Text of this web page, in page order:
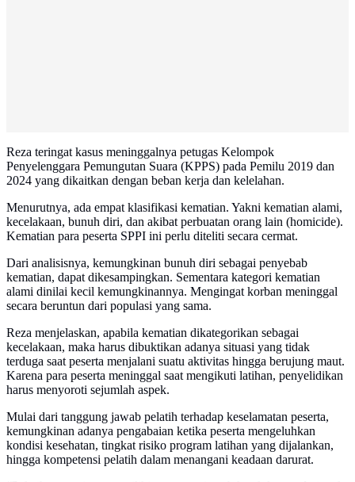
Reza teringat kasus meninggalnya petugas Kelompok
Penyelenggara Pemungutan Suara (KPPS) pada Pemilu 2019 dan
2024 yang dikaitkan dengan beban kerja dan kelelahan.
Menurutnya, ada empat klasifikasi kematian. Yakni kematian alami,
kecelakaan, bunuh diri, dan akibat perbuatan orang lain (homicide).
Kematian para peserta SPPI ini perlu diteliti secara cermat.
Dari analisisnya, kemungkinan bunuh diri sebagai penyebab
kematian, dapat dikesampingkan. Sementara kategori kematian
alami dinilai kecil kemungkinannya. Mengingat korban meninggal
secara beruntun dari populasi yang sama.
Reza menjelaskan, apabila kematian dikategorikan sebagai
kecelakaan, maka harus dibuktikan adanya situasi yang tidak
terduga saat peserta menjalani suatu aktivitas hingga berujung maut.
Karena para peserta meninggal saat mengikuti latihan, penyelidikan
harus menyoroti sejumlah aspek.
Mulai dari tanggung jawab pelatih terhadap keselamatan peserta,
kemungkinan adanya pengabaian ketika peserta mengeluhkan
kondisi kesehatan, tingkat risiko program latihan yang dijalankan,
hingga kompetensi pelatih dalam menangani keadaan darurat.